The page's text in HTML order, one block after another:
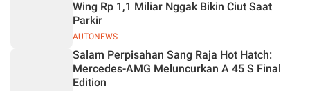
AUTONEWS
Wing Rp 1,1 Miliar Nggak Bikin Ciut Saat
Parkir
Salam Perpisahan Sang Raja Hot Hatch:
Mercedes-AMG Meluncurkan A 45 S Final
Edition